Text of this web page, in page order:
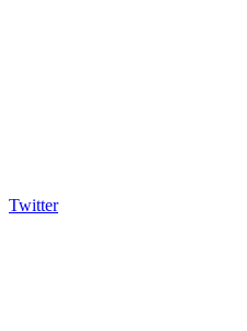
Twitter